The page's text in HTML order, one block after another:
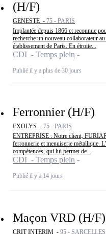
(H/F)
GENESTE - 75 - PARIS
Implantée depuis 1866 et reconnue
recherche un nouveau collaborateur
établissement de Paris. En étroite...
CDI - Temps plein
Publié il y a plus de 30 jours
Ferronnier (H/F)
EXOLYS - 75 - PARIS
ENTREPRISE : Notre client,
ferronnerie et menuiserie métallique.
compétences, qui lui permet de...
CDI - Temps plein
Publié il y a 14 jours
Maçon VRD (H/
CRIT INTERIM - 95 - SARCELLES